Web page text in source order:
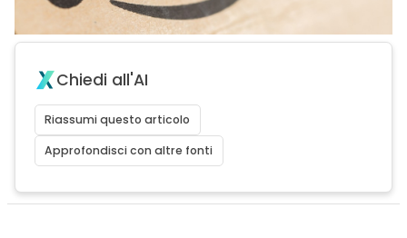
Chiedi all'AI
Riassumi questo articolo
Approfondisci con altre fonti